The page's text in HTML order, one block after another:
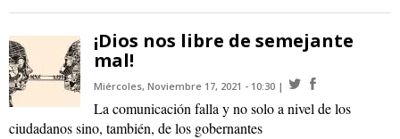
¡Dios nos libre de semejante
mal!
Miércoles, Noviembre 17, 2021 - 10:30
La comunicación falla y no solo a nivel de los
ciudadanos sino, también, de los gobernantes